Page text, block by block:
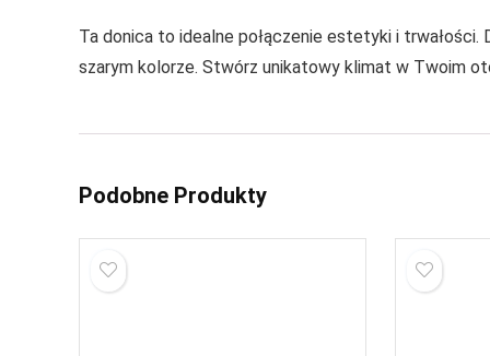
Ta donica to idealne połączenie estetyki i trwałości.
szarym kolorze. Stwórz unikatowy klimat w Twoim
Podobne Produkty